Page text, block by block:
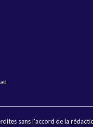
sans l'accord de la